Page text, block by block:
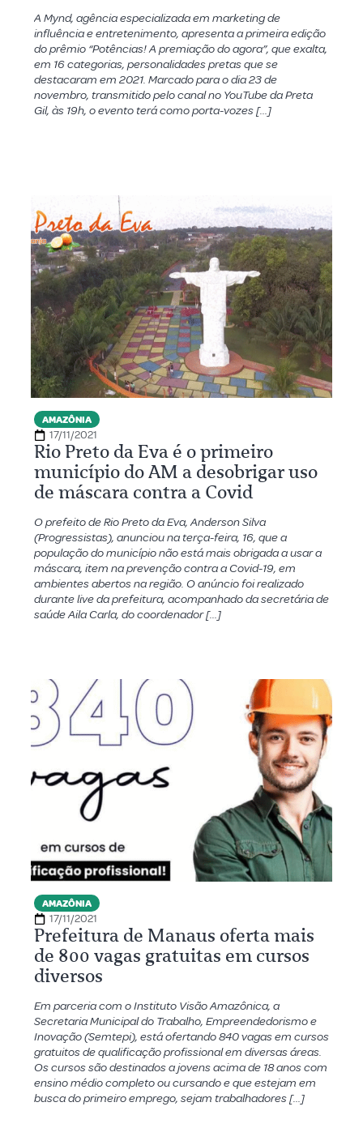
A Mynd, agência especializada em marketing de
influência e entretenimento, apresenta a primeira edição
do prêmio “Potências! A premiação do agora”, que exalta,
em 16 categorias, personalidades pretas que se
destacaram em 2021. Marcado para o dia 23 de
novembro, transmitido pelo canal no YouTube da Preta
Gil, às 19h, o evento terá como porta-vozes […]
AMAZÔNIA
17/11/2021
Rio Preto da Eva é o primeiro
município do AM a desobrigar uso
de máscara contra a Covid
O prefeito de Rio Preto da Eva, Anderson Silva
(Progressistas), anunciou na terça-feira, 16, que a
população do município não está mais obrigada a usar a
máscara, item na prevenção contra a Covid-19, em
ambientes abertos na região. O anúncio foi realizado
durante live da prefeitura, acompanhado da secretária de
saúde Aila Carla, do coordenador […]
AMAZÔNIA
17/11/2021
Prefeitura de Manaus oferta mais
de 800 vagas gratuitas em cursos
diversos
Em parceria com o Instituto Visão Amazônica, a
Secretaria Municipal do Trabalho, Empreendedorismo e
Inovação (Semtepi), está ofertando 840 vagas em cursos
gratuitos de qualificação profissional em diversas áreas.
Os cursos são destinados a jovens acima de 18 anos com
ensino médio completo ou cursando e que estejam em
busca do primeiro emprego, sejam trabalhadores […]